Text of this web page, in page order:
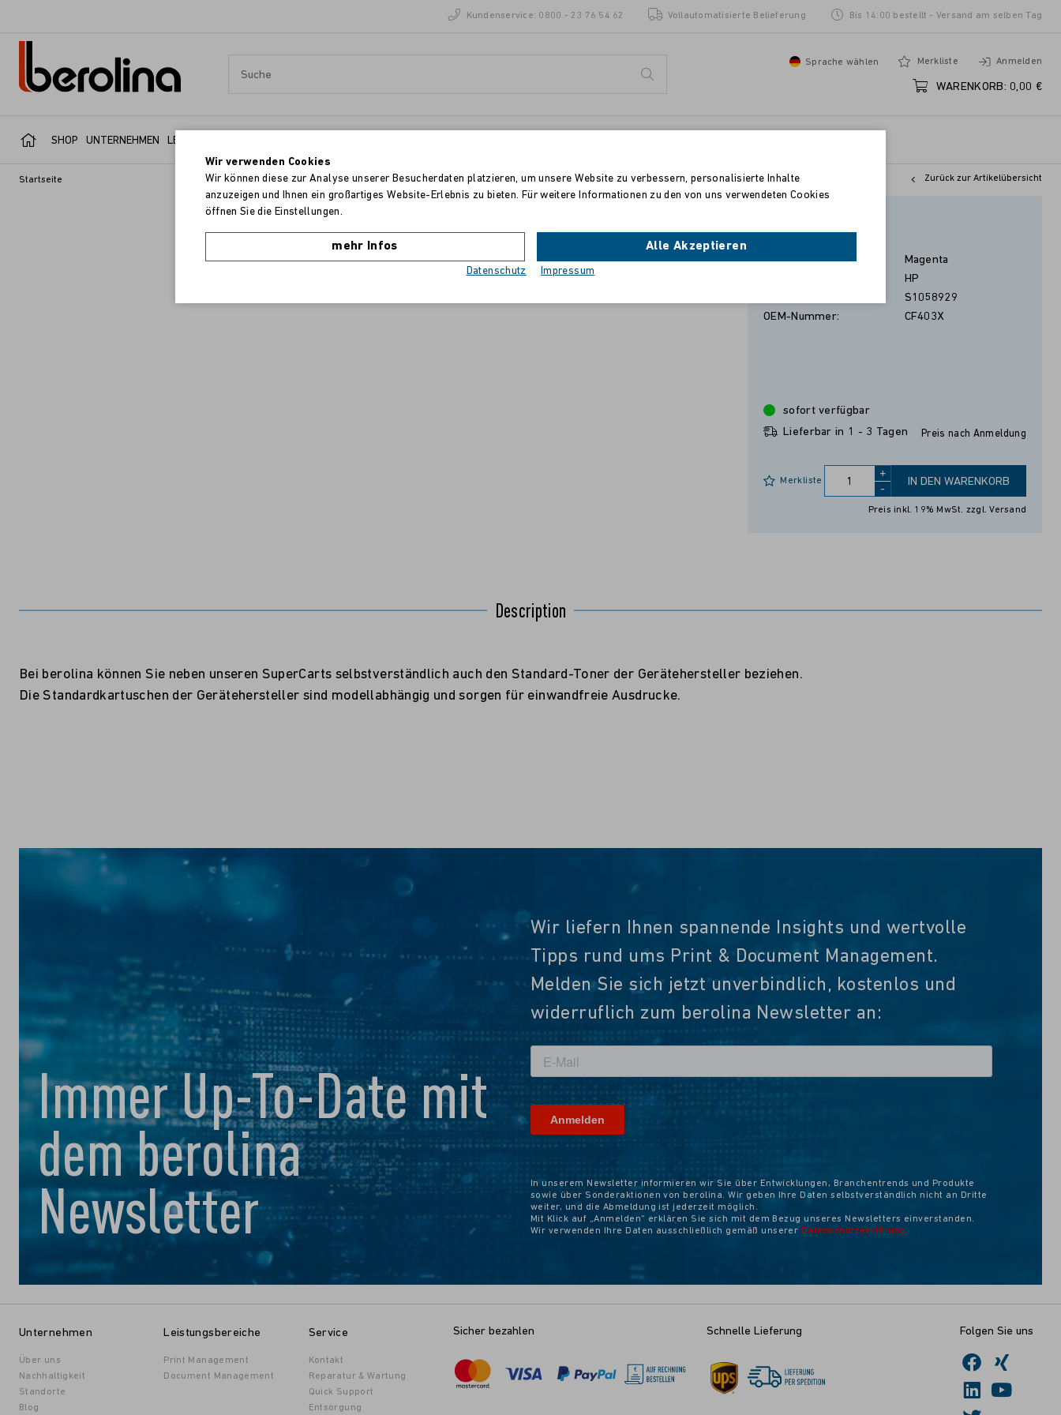
Kundenservice: 0800 - 23 76 54 62 Vollautomatisierte Belieferung Bis 14:00 bestellt - Versand am selben Tag
Sprache wählen Merkliste Anmelden
WARENKORB: 0,00 €
SHOP UNTERNEHMEN LEISTUNGSBEREICHE
Startseite Zurück zur Artikelübersicht
Toner magenta, 2.300 Seiten Farbe:
Magenta
HP
S1058929
OEM-Nummer:
CF403X
Preis nach Anmeldung
sofort verfügbar
Lieferbar in 1 - 3 Tagen
+
-
IN DEN WARENKORB
Merkliste
Preis inkl. 19% MwSt. zzgl. Versand
Description
Bei berolina können Sie neben unseren SuperCarts selbstverständlich auch den Standard-Toner der Gerätehersteller beziehen.
Die Standardkartuschen der Gerätehersteller sind modellabhängig und sorgen für einwandfreie Ausdrucke.
Immer Up-To-Date mit
dem berolina
Newsletter
Wir liefern Ihnen spannende Insights und wertvolle
Tipps rund ums Print & Document Management.
Melden Sie sich jetzt unverbindlich, kostenlos und
widerruflich zum berolina Newsletter an:
In unserem Newsletter informieren wir Sie über Entwicklungen, Branchentrends und Produkte
sowie über Sonderaktionen von berolina. Wir geben Ihre Daten selbstverständlich nicht an Dritte
weiter, und die Abmeldung ist jederzeit möglich.
Mit Klick auf „Anmelden“ erklären Sie sich mit dem Bezug unseres Newsletters einverstanden.
Wir verwenden Ihre Daten ausschließlich gemäß unserer Datenschutzerklärung
Unternehmen
Über uns
Nachhaltigkeit
Standorte
Blog
Leistungsbereiche
Print Management
Document Management
Service
Kontakt
Reparatur & Wartung
Quick Support
Entsorgung
Sicher bezahlen Schnelle Lieferung Folgen Sie uns
Wir verwenden Cookies
Wir können diese zur Analyse unserer Besucherdaten platzieren, um unsere Website zu verbessern, personalisierte Inhalte
anzuzeigen und Ihnen ein großartiges Website-Erlebnis zu bieten. Für weitere Informationen zu den von uns verwendeten Cookies
öffnen Sie die Einstellungen.
mehr Infos Alle Akzeptieren
Datenschutz Impressum